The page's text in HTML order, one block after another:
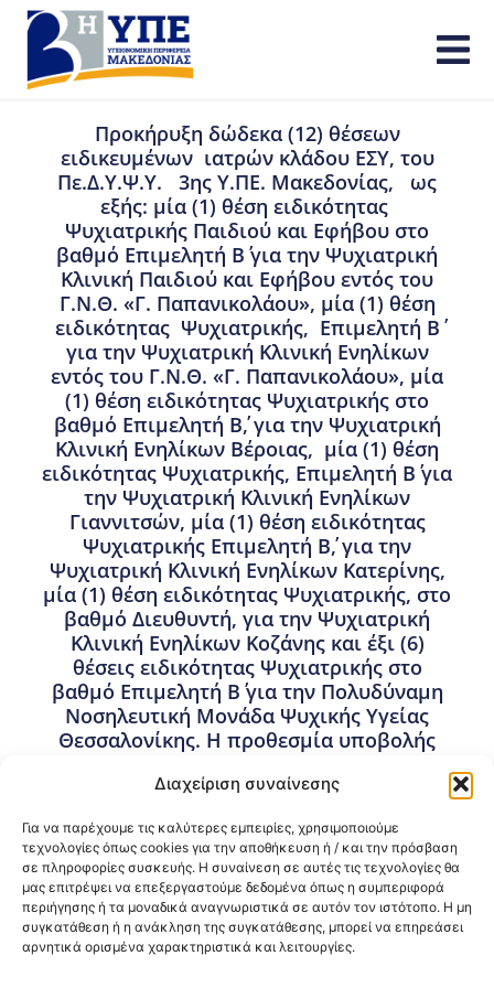
Διαχείριση συναίνεσης
Για να παρέχουμε τις καλύτερες εμπειρίες, χρησιμοποιούμε
τεχνολογίες όπως cookies για την αποθήκευση ή / και την πρόσβαση
σε πληροφορίες συσκευής. Η συναίνεση σε αυτές τις τεχνολογίες θα
μας επιτρέψει να επεξεργαστούμε δεδομένα όπως η συμπεριφορά
περιήγησης ή τα μοναδικά αναγνωριστικά σε αυτόν τον ιστότοπο. Η μη
συγκατάθεση ή η ανάκληση της συγκατάθεσης, μπορεί να επηρεάσει
αρνητικά ορισμένα χαρακτηριστικά και λειτουργίες.
Προκήρυξη δώδεκα (12) θέσεων
ειδικευμένων ιατρών κλάδου ΕΣΥ, του
Πε.Δ.Υ.Ψ.Υ. 3ης Υ.ΠΕ. Μακεδονίας, ως
εξής: μία (1) θέση ειδικότητας
Ψυχιατρικής Παιδιού και Εφήβου στο
βαθμό Επιμελητή Β΄ για την Ψυχιατρική
Κλινική Παιδιού και Εφήβου εντός του
Γ.Ν.Θ. «Γ. Παπανικολάου», μία (1) θέση
ειδικότητας Ψυχιατρικής, Επιμελητή Β΄
για την Ψυχιατρική Κλινική Ενηλίκων
εντός του Γ.Ν.Θ. «Γ. Παπανικολάου», μία
(1) θέση ειδικότητας Ψυχιατρικής στο
βαθμό Επιμελητή Β΄, για την Ψυχιατρική
Κλινική Ενηλίκων Βέροιας, μία (1) θέση
ειδικότητας Ψυχιατρικής, Επιμελητή Β΄ για
την Ψυχιατρική Κλινική Ενηλίκων
Γιαννιτσών, μία (1) θέση ειδικότητας
Ψυχιατρικής Επιμελητή Β΄, για την
Ψυχιατρική Κλινική Ενηλίκων Κατερίνης,
μία (1) θέση ειδικότητας Ψυχιατρικής, στο
βαθμό Διευθυντή, για την Ψυχιατρική
Κλινική Ενηλίκων Κοζάνης και έξι (6)
θέσεις ειδικότητας Ψυχιατρικής στο
βαθμό Επιμελητή Β΄ για την Πολυδύναμη
Νοσηλευτική Μονάδα Ψυχικής Υγείας
Θεσσαλονίκης. Η προθεσμία υποβολής
esydoctors.moh.gov.gr αρχίζει στις
στις 14.01.2026 ώρα 12.00 (μεσημέρι).
17 Δεκεμβρίου, 2025
Προκηρύξεις Θέσεων Ιατρών ΕΣΥ σε Νοσοκομεία της
3ης ΥΠΕ Μακεδονίας,Προσλήψεις – Διορισμοί